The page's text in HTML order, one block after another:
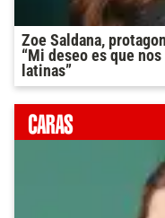
Zoe Saldana,
“Mi deseo es que
latinas”